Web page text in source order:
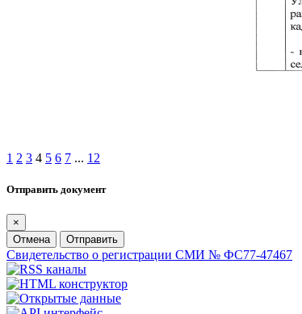
1 2 3 4 5 6 7 ... 12
Отправить документ
×
Отмена
Отправить
Свидетельство о регистрации СМИ № ФС77-47467